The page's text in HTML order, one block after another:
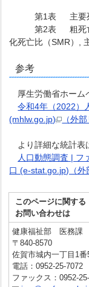
第1表 主要死因
第2表 粗死亡率
化死亡比（SMR）,
参考
厚生労働省ホーム
令和4年（2022）
(mhlw.go.jp)
（外
より詳細な統計表
人口動態調査 | フ
口 (e-stat.go.jp)（外
このページに関する
お問い合わせは
健康福祉部 医務課
〒840-8570
佐賀市城内一丁目1番
電話：0952-25-7072
ファックス：0952-